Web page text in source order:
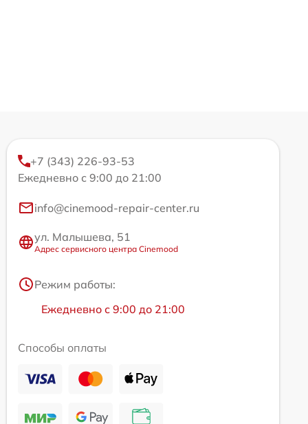
+7 (343) 226-93-53
Ежедневно с 9:00 до 21:00
info@cinemood-repair-center.ru
ул. Малышева, 51
Адрес сервисного центра Cinemood
Режим работы:
Ежедневно с 9:00 до 21:00
Способы оплаты